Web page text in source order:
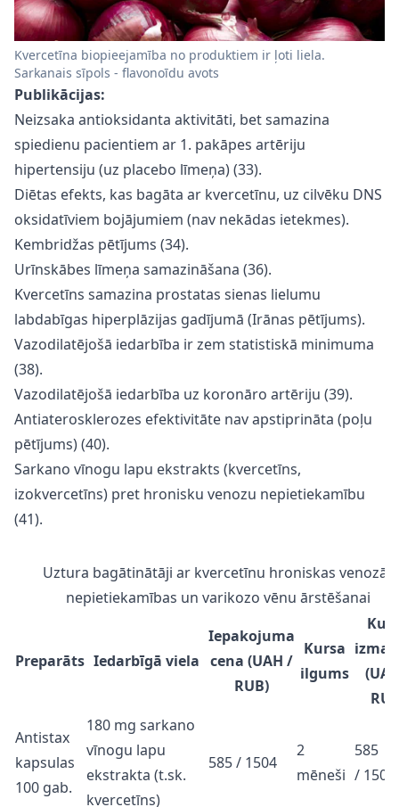
Kvercetīna biopieejamība no produktiem ir ļoti liela.
Sarkanais sīpols - flavonoīdu avots
Publikācijas:
Neizsaka antioksidanta aktivitāti, bet samazina
spiedienu pacientiem ar 1. pakāpes artēriju
hipertensiju (uz placebo līmeņa) (33).
Diētas efekts, kas bagāta ar kvercetīnu, uz cilvēku DNS
oksidatīviem bojājumiem (nav nekādas ietekmes).
Kembridžas pētījums (34).
Urīnskābes līmeņa samazināšana (36).
Kvercetīns samazina prostatas sienas lielumu
labdabīgas hiperplāzijas gadījumā (Irānas pētījums).
Vazodilatējošā iedarbība ir zem statistiskā minimuma
(38).
Vazodilatējošā iedarbība uz koronāro artēriju (39).
Antiaterosklerozes efektivitāte nav apstiprināta (poļu
pētījums) (40).
Sarkano vīnogu lapu ekstrakts (kvercetīns,
izokvercetīns) pret hronisku venozu nepietiekamību
(41).
Uztura bagātinātāji ar kvercetīnu hroniskas venozās
nepietiekamības un varikozo vēnu ārstēšanai
Preparāts Iedarbīgā viela
Iepakojuma
cena (UAH /
RUB)
Kursa
ilgums
Antistax
kapsulas
100 gab.
180 mg sarkano
vīnogu lapu
ekstrakta (t.sk.
kvercetīns)
585 / 1504
2
mēneši
585
/ 1504